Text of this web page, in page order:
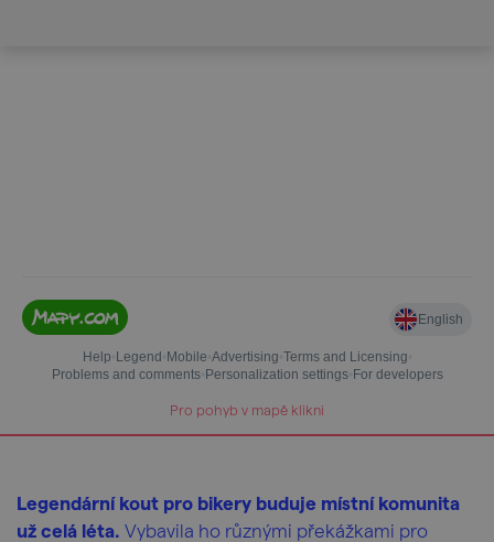
Pro pohyb v mapě klikni
Legendární kout pro bikery buduje místní komunita
už celá léta. Vybavila ho různými překážkami pro